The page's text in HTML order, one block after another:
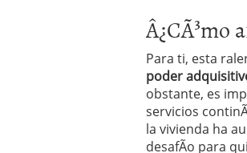
Â¿CÃ³mo
Para ti, esta
poder
obstante, es
servicios
la vivienda ha
desafÃ­o para